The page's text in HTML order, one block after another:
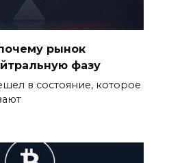
рынок
фазу
в состояние, которое